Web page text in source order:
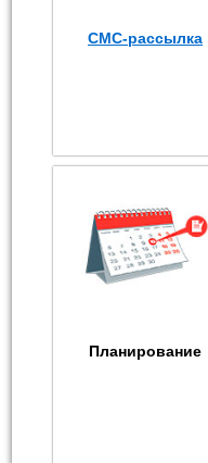
СМС-рассылка
Планирование